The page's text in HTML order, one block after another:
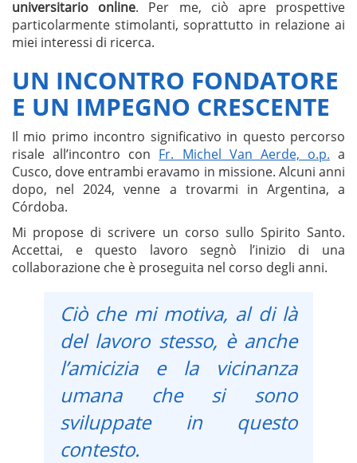
universitario online. Per me, ciò apre prospettive
particolarmente stimolanti, soprattutto in relazione ai
miei interessi di ricerca.
UN INCONTRO FONDATORE
E UN IMPEGNO CRESCENTE
Il mio primo incontro significativo in questo percorso
risale all’incontro con Fr. Michel Van Aerde, o.p. a
Cusco, dove entrambi eravamo in missione. Alcuni anni
dopo, nel 2024, venne a trovarmi in Argentina, a
Córdoba.
Mi propose di scrivere un corso sullo Spirito Santo.
Accettai, e questo lavoro segnò l’inizio di una
collaborazione che è proseguita nel corso degli anni.
Ciò che mi motiva, al di là
del lavoro stesso, è anche
l’amicizia e la vicinanza
umana che si sono
sviluppate in questo
contesto.